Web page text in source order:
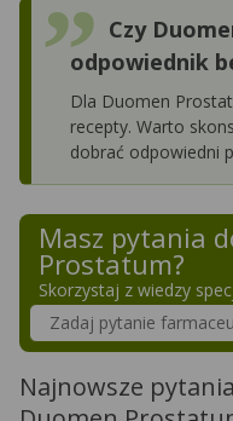
Czy
odpowiednik
Dla Duomen
recepty. Warto
dobrać odpowiedni
Masz pytania
Prostatum?
Skorzystaj z wiedzy
Szukaj w poradnikach o
Najnowsze